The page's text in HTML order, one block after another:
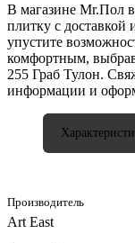
В магазине Mr.Пол
плитку с
упустите
комфортным,
255 Граб Тулон.
информации и
Производитель
Art East